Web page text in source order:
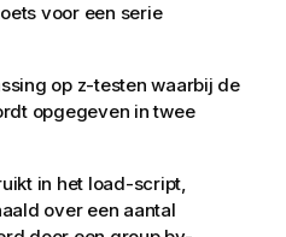
voor een serie
op z-testen waarbij de
opgegeven in twee
in het load-script,
over een aantal